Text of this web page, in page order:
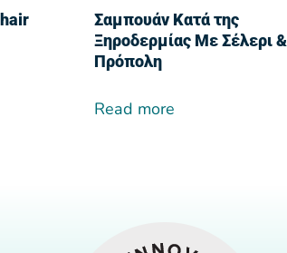
Σαμπουάν Κατά της
Ξηροδερμίας Με Σέλερι &
Πρόπολη
Read more